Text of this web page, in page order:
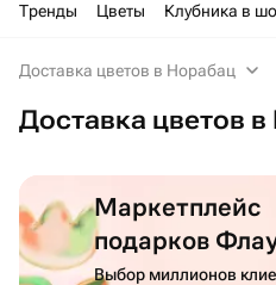
Тренды Цветы Клубника в
Доставка цветов в Норабац
Доставка цветов
Маркетплейс
подарков
Выбор миллионов